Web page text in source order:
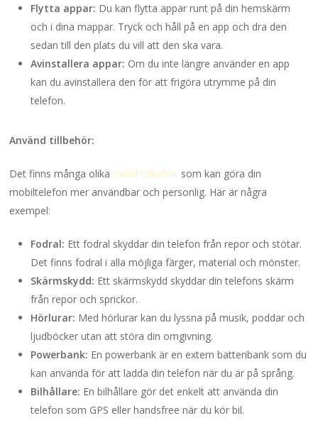
Flytta appar: Du kan flytta appar runt på din hemskärm
och i dina mappar. Tryck och håll på en app och dra den
sedan till den plats du vill att den ska vara.
Avinstallera appar: Om du inte längre använder en app
kan du avinstallera den för att frigöra utrymme på din
telefon.
Använd tillbehör:
Det finns många olika mobil tillbehör som kan göra din
mobiltelefon mer användbar och personlig. Här är några
exempel:
Fodral: Ett fodral skyddar din telefon från repor och stötar.
Det finns fodral i alla möjliga färger, material och mönster.
Skärmskydd: Ett skärmskydd skyddar din telefons skärm
från repor och sprickor.
Hörlurar: Med hörlurar kan du lyssna på musik, poddar och
ljudböcker utan att störa din omgivning.
Powerbank: En powerbank är en extern batteribank som du
kan använda för att ladda din telefon när du är på språng.
Bilhållare: En bilhållare gör det enkelt att använda din
telefon som GPS eller handsfree när du kör bil.